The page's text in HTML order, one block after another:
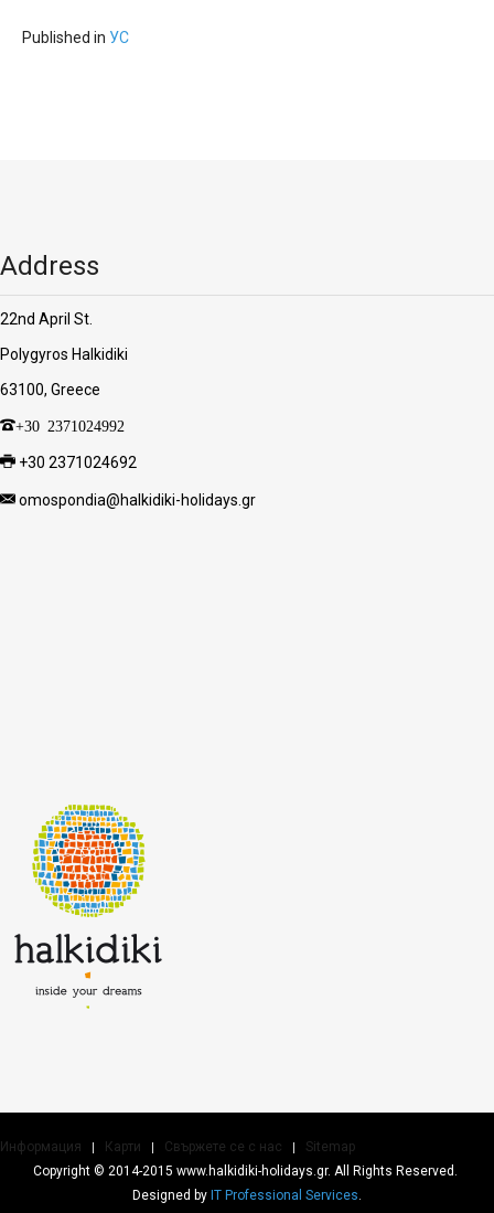
Published in УС
Address
22nd April St.
Polygyros Halkidiki
63100, Greece
+30 2371024992
+30 2371024692
omospondia@halkidiki-holidays.gr
Информация Карти Свържете се с нас
Sitemap
Copyright © 2014-2015 www.halkidiki-holidays.gr. All Rights Reserved.
Designed by IT Professional Services.